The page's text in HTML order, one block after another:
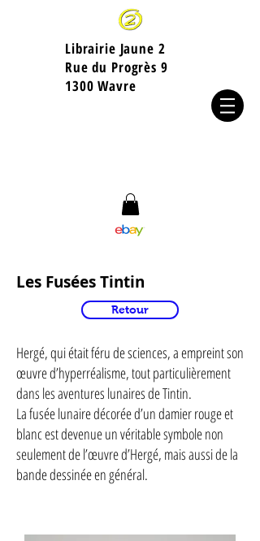
Librairie Jaune 2
​Rue du Progrès 9
1300 Wavre
Les Fusées Tintin
Retour
Hergé, qui était féru de sciences, a empreint son
œuvre d’hyperréalisme, tout particulièrement
dans les aventures lunaires de Tintin.
La fusée lunaire décorée d’un damier rouge et
blanc est devenue un véritable symbole non
seulement de l’œuvre d’Hergé, mais aussi de la
bande dessinée en général.